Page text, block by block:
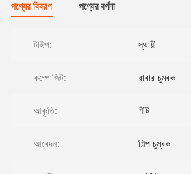
পণ্যের বিবরণ পণ্যের বর্ণনা
টাইপ: স্থায়ী
কম্পোজিট: রাবার চুম্বক
আকৃতি: শীট
আবেদন: শিল্প চুম্বক